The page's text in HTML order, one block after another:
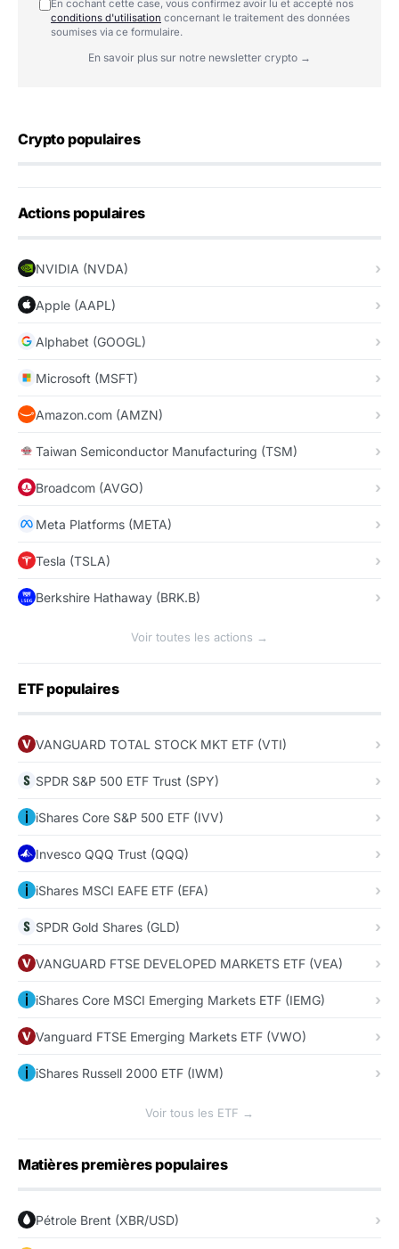
En cochant cette case, vous confirmez avoir lu et accepté nos
conditions d'utilisation concernant le traitement des données
soumises via ce formulaire.
En savoir plus sur notre newsletter crypto →
Crypto populaires
Actions populaires
NVIDIA (NVDA)
Apple (AAPL)
Alphabet (GOOGL)
Microsoft (MSFT)
Amazon.com (AMZN)
Taiwan Semiconductor Manufacturing (TSM)
Broadcom (AVGO)
Meta Platforms (META)
Tesla (TSLA)
Berkshire Hathaway (BRK.B)
Voir toutes les actions →
ETF populaires
VANGUARD TOTAL STOCK MKT ETF (VTI)
SPDR S&P 500 ETF Trust (SPY)
iShares Core S&P 500 ETF (IVV)
Invesco QQQ Trust (QQQ)
iShares MSCI EAFE ETF (EFA)
SPDR Gold Shares (GLD)
VANGUARD FTSE DEVELOPED MARKETS ETF (VEA)
iShares Core MSCI Emerging Markets ETF (IEMG)
Vanguard FTSE Emerging Markets ETF (VWO)
iShares Russell 2000 ETF (IWM)
Voir tous les ETF →
Matières premières populaires
Pétrole Brent (XBR/USD)